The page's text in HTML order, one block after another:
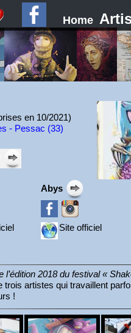
Home
en 10/2021)
- Pessac (33)
Abys
Site officiel
2018 du festival «
trois artistes qui travaillent
!